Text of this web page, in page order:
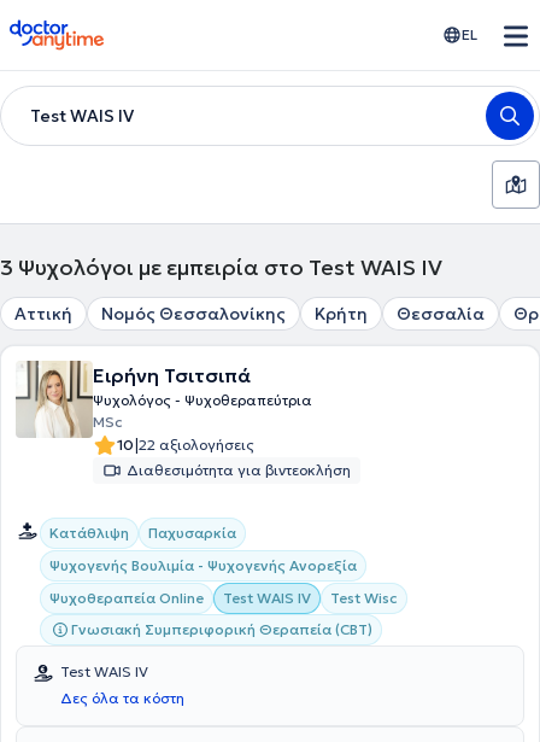
doctoranytime EL
Test WAIS IV
3 Ψυχολόγοι με εμπειρία στο Test WAIS IV
Αττική Νομός Θεσσαλονίκης Κρήτη Θεσσαλία
Ειρήνη Τσιτσιπά
Ψυχολόγος - Ψυχοθεραπεύτρια
MSc
10|22 αξιολογήσεις
Διαθεσιμότητα για βιντεοκλήση
Κατάθλιψη
Παχυσαρκία
Ψυχογενής Βουλιμία - Ψυχογενής Ανορεξία
Ψυχοθεραπεία Online
Test WAIS IV
Test Wisc
Γνωσιακή Συμπεριφορική Θεραπεία (CBT)
Test WAIS IV
Δες όλα τα κόστη